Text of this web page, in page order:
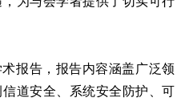
报告，报告内容涵盖广泛领
道安全、系统安全防护、可